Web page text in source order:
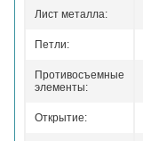
Лист металла:
Петли:
Противосъемные
элементы:
Открытие: